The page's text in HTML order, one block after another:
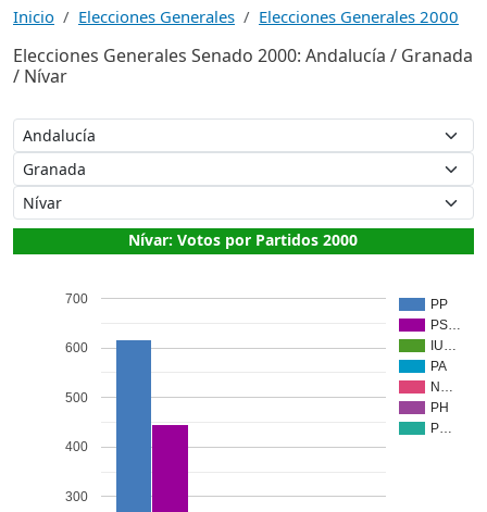
Inicio Elecciones Generales Elecciones Generales 2000
Elecciones Generales Senado 2000: Andalucía / Granada
/ Nívar
Nívar: Votos por Partidos 2000
PP
PS…
IU…
PA
N…
PH
P…
300
400
500
600
700